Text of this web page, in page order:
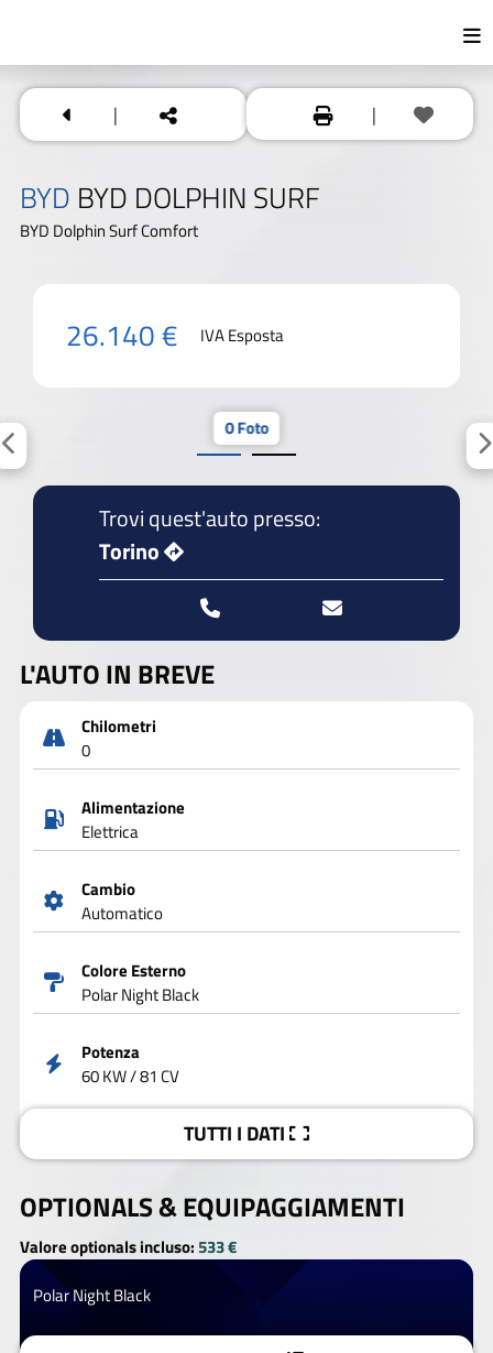
| |
BYD BYD DOLPHIN SURF
BYD Dolphin Surf Comfort
26.140 € IVA Esposta
0 Foto
Trovi quest'auto presso:
Torino
L'AUTO IN BREVE
Chilometri
0
Alimentazione
Elettrica
Cambio
Automatico
Colore Esterno
Polar Night Black
Potenza
60 KW / 81 CV
TUTTI I DATI
OPTIONALS &EQUIPAGGIAMENTI
Valore optionals incluso:533 €
Polar Night Black